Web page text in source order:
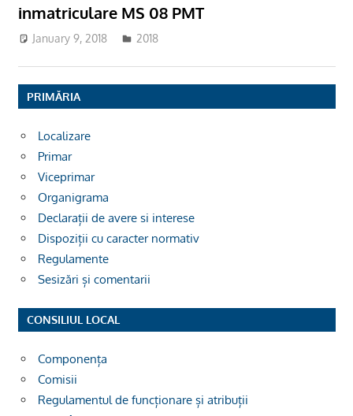
inmatriculare MS 08 PMT
January 9, 2018 admsite
2018
PRIMĂRIA
Localizare
Primar
Viceprimar
Organigrama
Declarații de avere si interese
Dispoziții cu caracter normativ
Regulamente
Sesizări și comentarii
CONSILIUL LOCAL
Componența
Comisii
Regulamentul de funcționare și atribuții